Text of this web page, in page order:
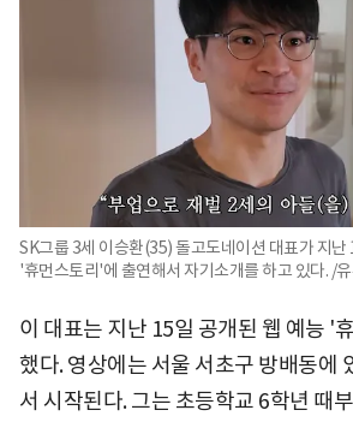
SK그룹 3세 이승환(35) 돌고도네이션 대표가 지난
'휴먼스토리'에 출연해서 자기소개를 하고 있다. /
이 대표는 지난 15일 공개된 웹 예능 '
했다. 영상에는 서울 서초구 방배동에
서 시작된다. 그는 초등학교 6학년 때